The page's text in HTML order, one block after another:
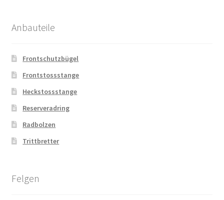
Anbauteile
Frontschutzbügel
Frontstossstange
Heckstossstange
Reserveradring
Radbolzen
Trittbretter
Felgen